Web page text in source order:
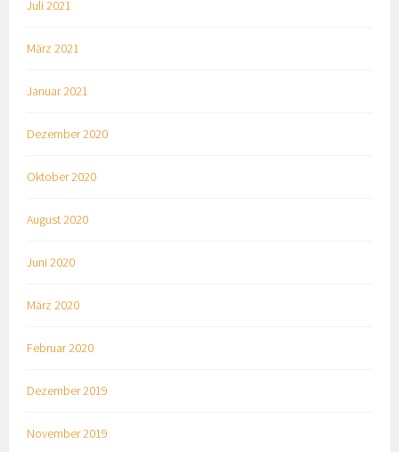
Juli 2021
März 2021
Januar 2021
Dezember 2020
Oktober 2020
August 2020
Juni 2020
März 2020
Februar 2020
Dezember 2019
November 2019